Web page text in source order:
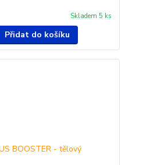
Skladem 5 ks
Přidat do košíku